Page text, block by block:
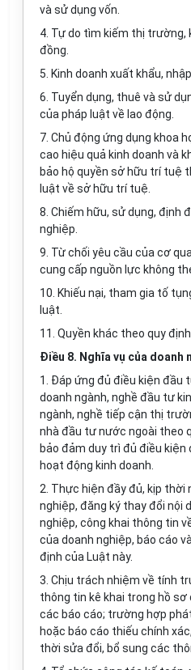
và sử dụng vốn.
4. Tự do tìm kiếm thị trường,
đồng.
5. Kinh doanh xuất khẩu,
6. Tuyển dụng, thuê và sử
của pháp luật về lao động.
7. Chủ động ứng dụng khoa
cao hiệu quả kinh doanh và
bảo hộ quyền sở hữu trí tuệ
luật về sở hữu trí tuệ.
8. Chiếm hữu, sử dụng, định
nghiệp.
9. Từ chối yêu cầu của cơ
cung cấp nguồn lực không
10. Khiếu nại, tham gia tố
luật.
11. Quyền khác theo quy định
Điều 8. Nghĩa vụ của doanh
1. Đáp ứng đủ điều kiện đầu
doanh ngành, nghề đầu tư
ngành, nghề tiếp cận thị
nhà đầu tư nước ngoài theo
bảo đảm duy trì đủ điều
hoạt động kinh doanh.
2. Thực hiện đầy đủ, kịp thời
nghiệp, đăng ký thay đổi nội
nghiệp, công khai thông tin
của doanh nghiệp, báo cáo
định của Luật này.
3. Chịu trách nhiệm về tính
thông tin kê khai trong hồ sơ
các báo cáo; trường hợp
hoặc báo cáo thiếu chính
thời sửa đổi, bổ sung các